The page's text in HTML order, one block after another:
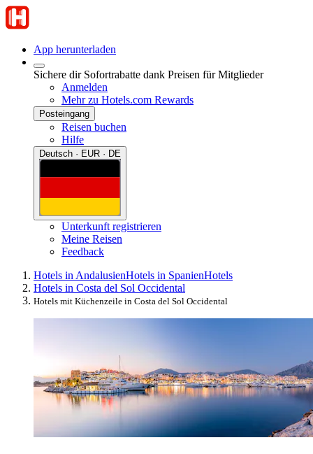
App herunterladen
Sichere dir Sofortrabatte dank Preisen für Mitglieder
Anmelden
Mehr zu Hotels.com Rewards
Posteingang
Reisen buchen
Hilfe
Deutsch · EUR · DE
Unterkunft registrieren
Meine Reisen
Feedback
Hotels in AndalusienHotels in SpanienHotels
Hotels in Costa del Sol Occidental
Hotels mit Küchenzeile in Costa del Sol Occidental